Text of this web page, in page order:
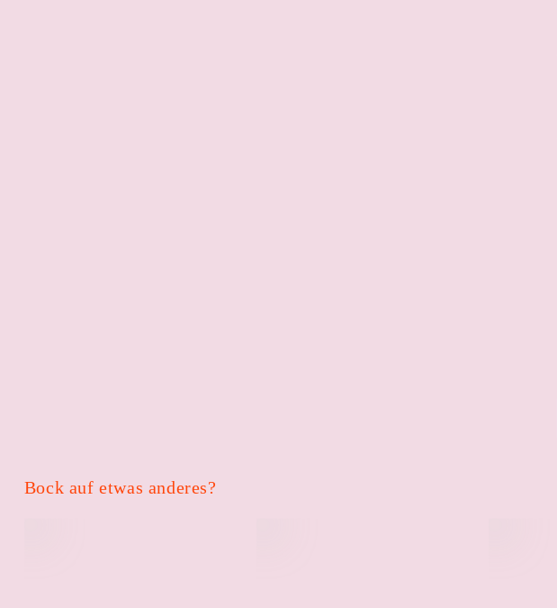
Bock auf etwas anderes?